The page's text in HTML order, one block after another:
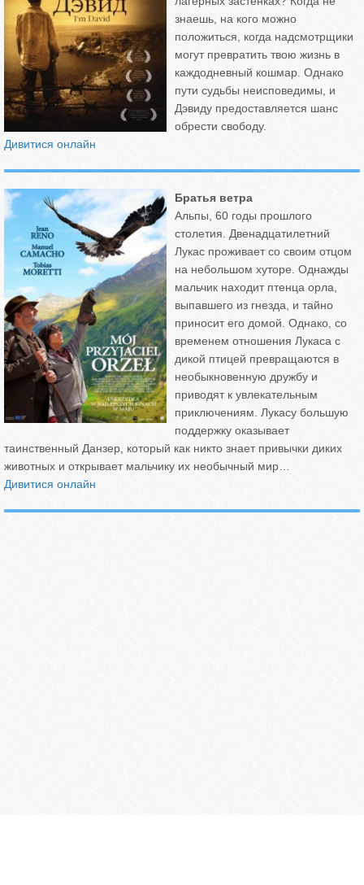
знаешь, на кого можно
положиться, когда надсмотрщики
могут превратить твою жизнь в
каждодневный кошмар. Однако
пути судьбы неисповедимы, и
Дэвиду предоставляется шанс
обрести свободу.
Дивитися онлайн
Братья ветра
Альпы, 60 годы прошлого
столетия. Двенадцатилетний
Лукас проживает со своим отцом
на небольшом хуторе. Однажды
мальчик находит птенца орла,
выпавшего из гнезда, и тайно
приносит его домой. Однако, со
временем отношения Лукаса с
дикой птицей превращаются в
необыкновенную дружбу и
приводят к увлекательным
приключениям. Лукасу большую
поддержку оказывает
таинственный Данзер, который как никто знает привычки диких
животных и открывает мальчику их необычный мир…
Дивитися онлайн